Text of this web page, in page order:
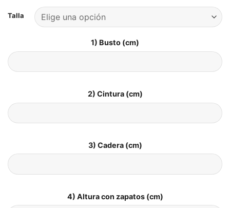
Talla
1) Busto (cm)
2) Cintura (cm)
3) Cadera (cm)
4) Altura con zapatos (cm)